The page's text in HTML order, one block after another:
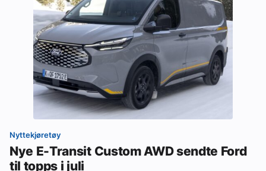
Nyttekjøretøy
Nye E-Transit Custom AWD sendte Ford
til topps i juli